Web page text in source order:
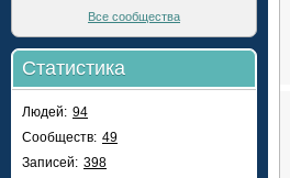
Все сообщества
Статистика
Людей: 94
Сообществ: 49
Записей: 398